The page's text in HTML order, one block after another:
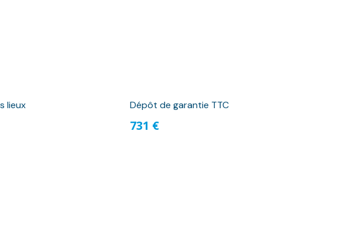
lieux Dépôt de garantie TTC
731 €